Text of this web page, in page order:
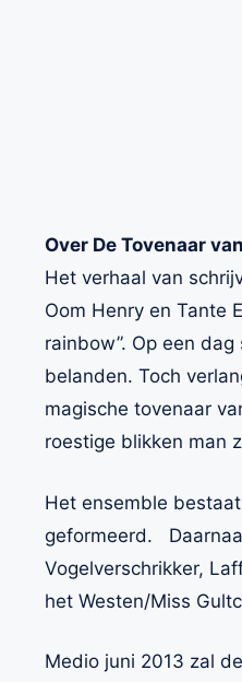
Over De Tovenaar
Het verhaal van
Oom Henry en Tante
rainbow”. Op een
belanden. Toch
magische tovenaar
roestige blikken man
Het ensemble
geformeerd.
Vogelverschrikker,
het Westen/Miss
Medio juni 2013 zal